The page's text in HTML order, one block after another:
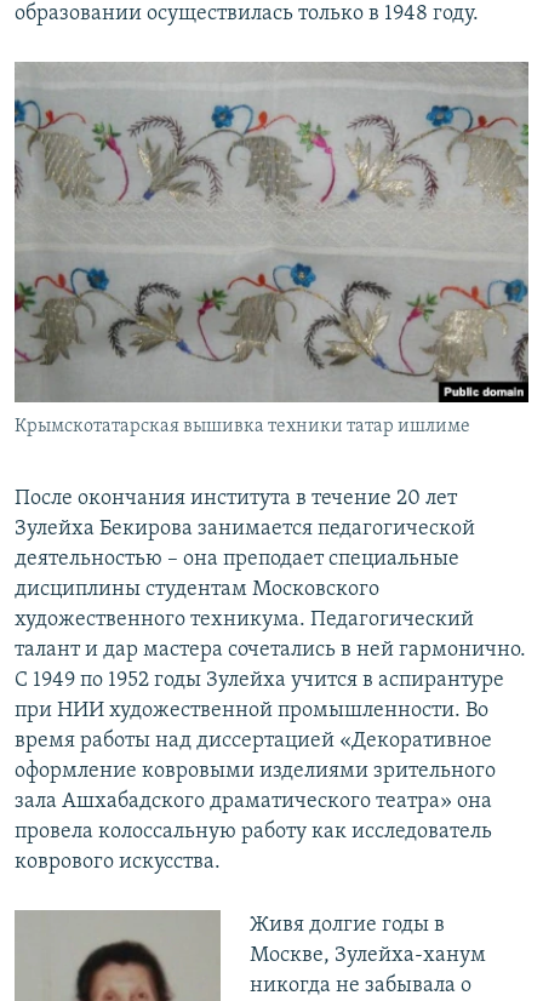
образовании осуществилась только в 1948 году.
Крымскотатарская вышивка техники татар ишлиме
После окончания института в течение 20 лет
Зулейха Бекирова занимается педагогической
деятельностью – она преподает специальные
дисциплины студентам Московского
художественного техникума. Педагогический
талант и дар мастера сочетались в ней гармонично.
С 1949 по 1952 годы Зулейха учится в аспирантуре
при НИИ художественной промышленности. Во
время работы над диссертацией «Декоративное
оформление ковровыми изделиями зрительного
зала Ашхабадского драматического театра» она
провела колоссальную работу как исследователь
коврового искусства.
Живя долгие годы в
Москве, Зулейха-ханум
никогда не забывала о